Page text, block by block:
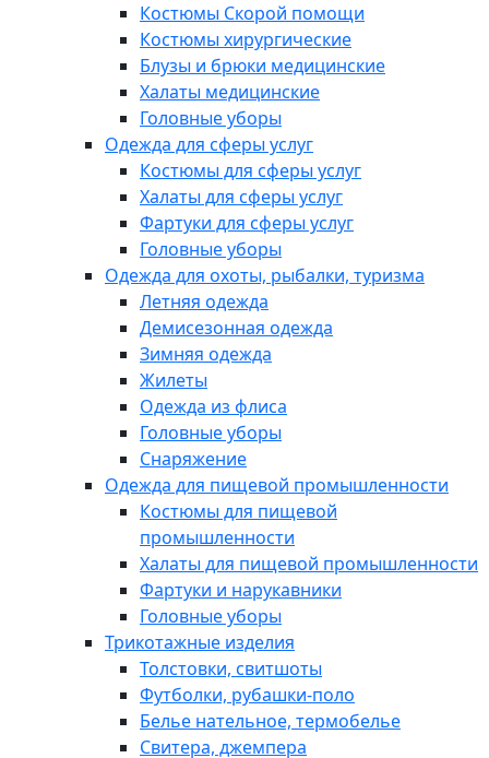
Костюмы Скорой помощи
Костюмы хирургические
Блузы и брюки медицинские
Халаты медицинские
Головные уборы
Одежда для сферы услуг
Костюмы для сферы услуг
Халаты для сферы услуг
Фартуки для сферы услуг
Головные уборы
Одежда для охоты, рыбалки, туризма
Летняя одежда
Демисезонная одежда
Зимняя одежда
Жилеты
Одежда из флиса
Головные уборы
Снаряжение
Одежда для пищевой промышленности
Костюмы для пищевой
промышленности
Халаты для пищевой промышленности
Фартуки и нарукавники
Головные уборы
Трикотажные изделия
Толстовки, свитшоты
Футболки, рубашки-поло
Белье нательное, термобелье
Свитера, джемпера